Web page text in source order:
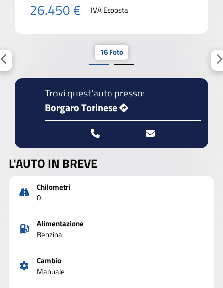
26.450 € IVA Esposta
16 Foto
Trovi quest'auto presso:
Borgaro Torinese
L'AUTO IN BREVE
Chilometri
0
Alimentazione
Benzina
Cambio
Manuale